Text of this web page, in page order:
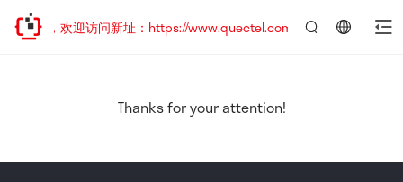
已迁移，欢迎访问新址：https://www.quectel.com.cn
Thanks for your attention!